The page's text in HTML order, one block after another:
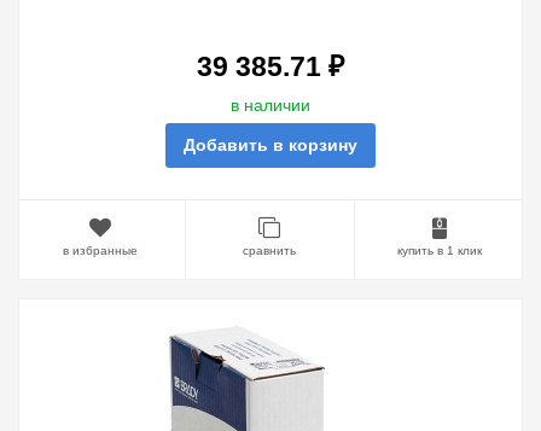
39 385.71 ₽
в наличии
Добавить в корзину
в избранные сравнить купить в 1 клик